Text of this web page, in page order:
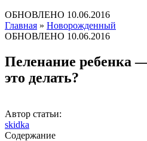
ОБНОВЛЕНО 10.06.2016
Главная » Новорожденный
ОБНОВЛЕНО 10.06.2016
Пеленание ребенка
это делать?
Автор статьи:
skidka
Содержание